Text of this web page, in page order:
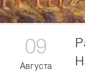
09
Августа